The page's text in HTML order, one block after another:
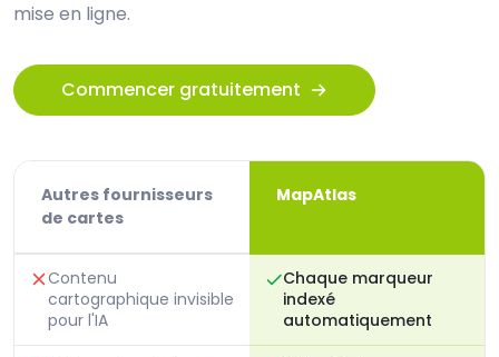
mise en ligne.
Commencer gratuitement
Autres fournisseurs
de cartes
MapAtlas
Contenu
cartographique invisible
pour l'IA
Chaque marqueur
indexé
automatiquement